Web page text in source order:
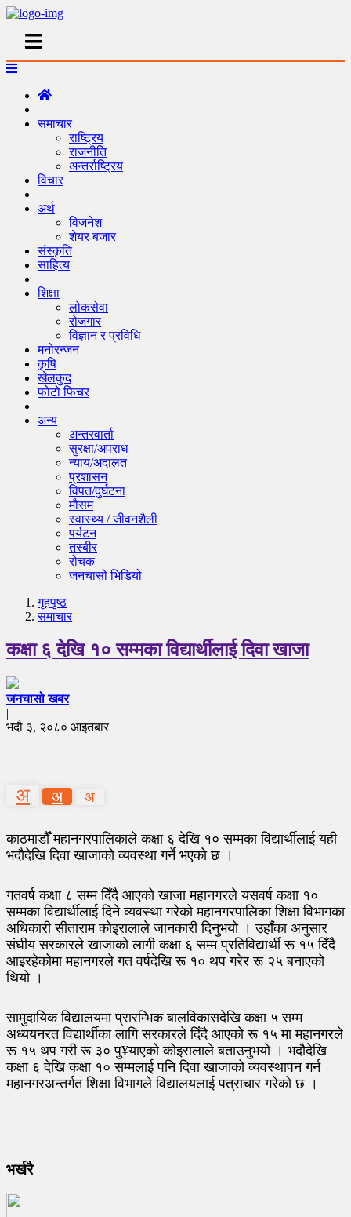
समाचार
राष्ट्रिय
राजनीति
अन्तर्राष्ट्रिय
विचार
अर्थ
विजनेश
शेयर बजार
संस्कृति
साहित्य
शिक्षा
लोकसेवा
रोजगार
विज्ञान र प्रविधि
मनोरन्जन
कृषि
खेलकुद
फोटो फिचर
अन्य
अन्तरवार्ता
सुरक्षा/अपराध
न्याय/अदालत
प्रशासन
विपत/दुर्घटना
मौसम
स्वास्थ्य / जीवनशैली
पर्यटन
तस्बीर
रोचक
जनचासो भिडियो
गृहपृष्‍ठ
समाचार
कक्षा ६ देखि १० सम्मका विद्यार्थीलाई दिवा खाजा
जनचासो खबर
|
भदौ ३, २०८० आइतबार
अ अ अ
काठमाडौँ महानगरपालिकाले कक्षा ६ देखि १० सम्मका विद्यार्थीलाई यही
भदौदेखि दिवा खाजाको व्यवस्था गर्ने भएको छ ।
गतवर्ष कक्षा ८ सम्म दिँदै आएको खाजा महानगरले यसवर्ष कक्षा १०
सम्मका विद्यार्थीलाई दिने व्यवस्था गरेको महानगरपालिका शिक्षा विभागका
अधिकारी सीताराम कोइरालाले जानकारी दिनुभयो । उहाँका अनुसार
संघीय सरकारले खाजाको लागी कक्षा ६ सम्म प्रतिविद्यार्थी रू १५ दिँदै
आइरहेकोमा महानगरले गत वर्षदेखि रू १० थप गरेर रू २५ बनाएको
थियो ।
सामुदायिक विद्यालयमा प्रारम्भिक बालविकासदेखि कक्षा ५ सम्म
अध्ययनरत विद्यार्थीका लागि सरकारले दिँदै आएको रू १५ मा महानगरले
रू १५ थप गरी रू ३० पु¥याएको कोइरालाले बताउनुभयो । भदौदेखि
कक्षा ६ देखि कक्षा १० सम्मलाई पनि दिवा खाजाको व्यवस्थापन गर्न
महानगरअन्तर्गत शिक्षा विभागले विद्यालयलाई पत्राचार गरेको छ ।
भर्खरै